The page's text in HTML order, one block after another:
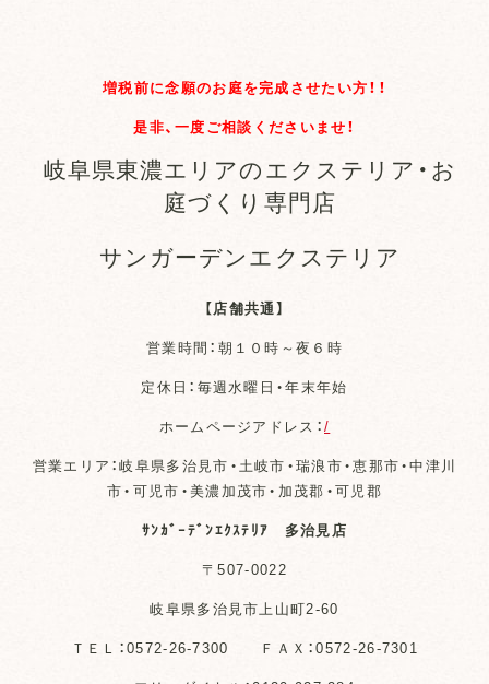
増税前に念願のお庭を完成させたい方！！
是非、一度ご相談くださいませ！
岐阜県東濃エリアのエクステリア・お
庭づくり専門店
サンガーデンエクステリア
【店舗共通】
営業時間：朝１０時～夜６時
定休日：毎週水曜日・年末年始
ホームページアドレス：/
営業エリア：岐阜県多治見市・土岐市・瑞浪市・恵那市・中津川
市・可児市・美濃加茂市・加茂郡・可児郡
ｻﾝｶﾞｰﾃﾞﾝｴｸｽﾃﾘｱ 多治見店
〒507-0022
岐阜県多治見市上山町2-60
ＴＥＬ：0572-26-7300 ＦＡＸ：0572-26-7301